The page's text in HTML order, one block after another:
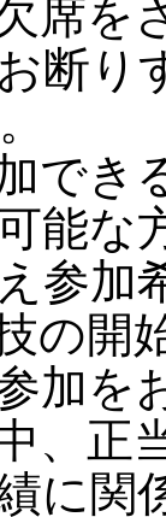
席を
断り
でき
能な
参加
の開
加を
、正
に関